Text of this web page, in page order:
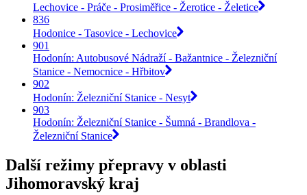
Lechovice - Práče - Prosiměřice - Žerotice - Želetice
836
Hodonice - Tasovice - Lechovice
901
Hodonín: Autobusové Nádraží - Bažantnice - Železniční
Stanice - Nemocnice - Hřbitov
902
Hodonín: Železniční Stanice - Nesyt
903
Hodonín: Železniční Stanice - Šumná - Brandlova -
Železniční Stanice
Další režimy přepravy v oblasti
Jihomoravský kraj